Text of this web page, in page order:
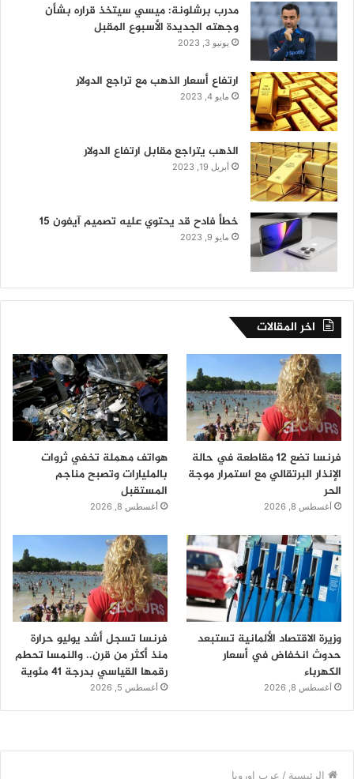
مدرب برشلونة: ميسي سيتخذ قراره بشأن
وجهته الجديدة الأسبوع المقبل
يونيو 3, 2023
ارتفاع أسعار الذهب مع تراجع الدولار
مايو 4, 2023
الذهب يتراجع مقابل ارتفاع الدولار
أبريل 19, 2023
خطأ فادح قد يحتوي عليه تصميم آيفون 15
مايو 9, 2023
اخر المقالات
فرنسا تضع 12 مقاطعة في حالة
الإنذار البرتقالي مع استمرار موجة
الحر
أغسطس 8, 2026
هواتف مهملة تخفي ثروات
بالمليارات وتصبح مناجم
المستقبل
أغسطس 8, 2026
وزيرة الاقتصاد الألمانية تستبعد
حدوث انخفاض في أسعار
الكهرباء
أغسطس 8, 2026
فرنسا تسجل أشد يوليو حرارة
منذ أكثر من قرن.. والنمسا تحطم
رقمها القياسي بدرجة 41 مئوية
أغسطس 5, 2026